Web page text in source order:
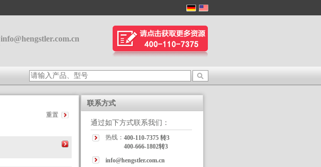
info@hengstler.com.cn
重置
联系方式
通过如下方式联系我们：
热线： 400-110-7375 转3
400-666-1802转3
info@hengstler.com.cn